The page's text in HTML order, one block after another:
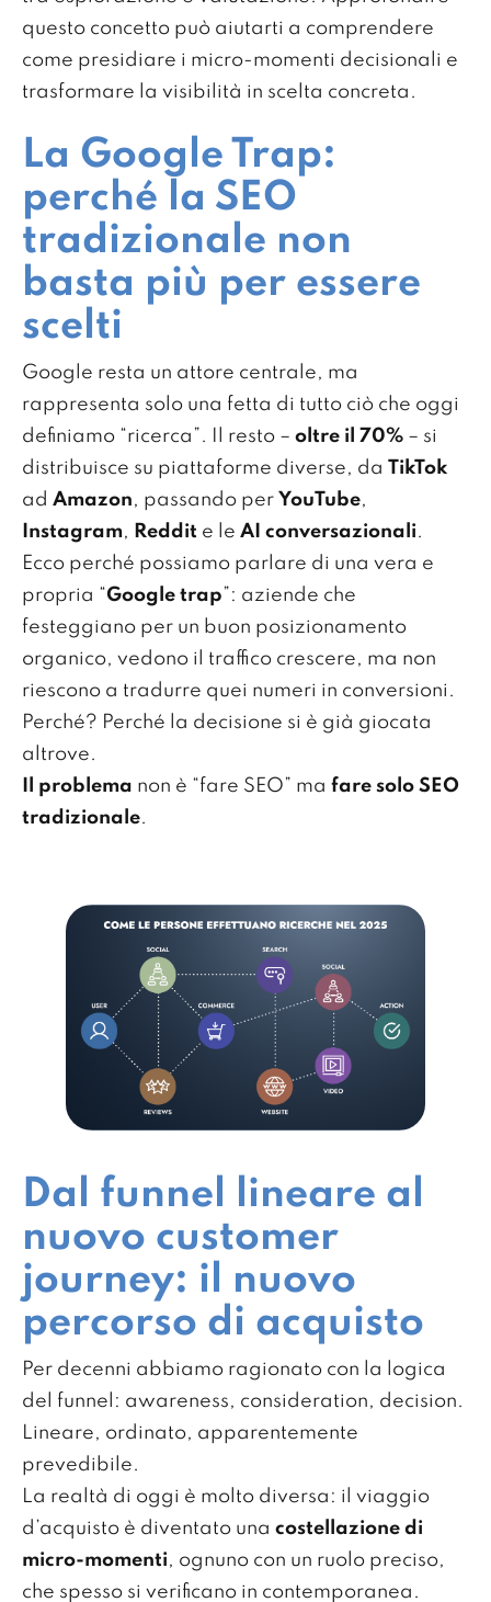
questo concetto può aiutarti a comprendere
come presidiare i micro-momenti decisionali e
trasformare la visibilità in scelta concreta.
La Google Trap:
perché la SEO
tradizionale non
basta più per essere
scelti
Google resta un attore centrale, ma
rappresenta solo una fetta di tutto ciò che oggi
definiamo “ricerca”. Il resto – oltre il 70% – si
distribuisce su piattaforme diverse, da
TikTok
ad Amazon, passando per YouTube,
Instagram, Reddit e le AI conversazionali.
Ecco perché possiamo parlare di una vera e
propria “Google trap”: aziende che
festeggiano per un buon posizionamento
organico, vedono il traffico crescere, ma non
riescono a tradurre quei numeri in conversioni.
Perché? Perché la decisione si è già giocata
altrove.
Il problema non è “fare SEO” ma fare solo SEO
tradizionale.
Dal funnel lineare al
nuovo customer
journey: il nuovo
percorso di acquisto
Per decenni abbiamo ragionato con la logica
del funnel: awareness, consideration, decision.
Lineare, ordinato, apparentemente
prevedibile.
La realtà di oggi è molto diversa: il viaggio
d’acquisto è diventato una costellazione di
micro-momenti, ognuno con un ruolo preciso,
che spesso si verificano in contemporanea.